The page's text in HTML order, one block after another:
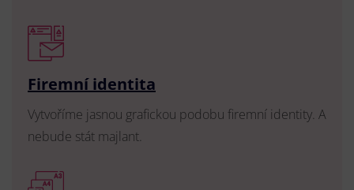
Firemní identita
Vytvoříme jasnou grafickou podobu firemní identity. A
nebude stát majlant.